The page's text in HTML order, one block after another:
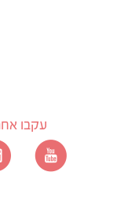
עקבו